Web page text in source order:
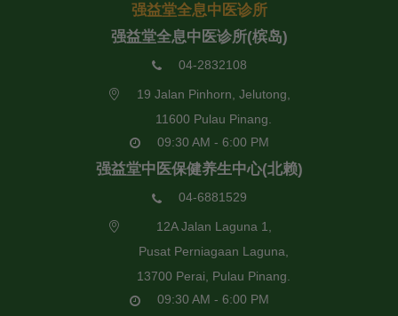
强益堂全息中医诊所
强益堂全息中医诊所(槟岛)
04-2832108
19 Jalan Pinhorn, Jelutong,
11600 Pulau Pinang.
09:30 AM - 6:00 PM
强益堂中医保健养生中心(北赖)
04-6881529
12A Jalan Laguna 1,
Pusat Perniagaan Laguna,
13700 Perai, Pulau Pinang.
09:30 AM - 6:00 PM